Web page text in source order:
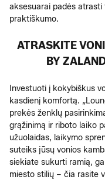
aksesuarai padės
praktiškumo.
ATRASKITE
BY
Investuoti į kokybiškus
kasdienį komfortą.
prekės ženklų
grąžinimą ir riboto laiko
užuolaidas, laikymo
suteiks jūsų vonios
siekiate sukurti ramią,
miesto stilių – čia rasite